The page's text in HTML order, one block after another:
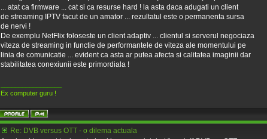
... atat ca firmware ... cat si ca resurse hard ! la asta daca adugati un client
de streaming IPTV facut de un amator ... rezultatul este o permanenta sursa
de nervi !
De exemplu NetFlix foloseste un client adaptiv ... clientul si serverul negociaza
viteza de streaming in functie de performantele de viteza ale momentului pe
linia de comunicatie ... evident ca asta ar putea afecta si calitatea imaginii dar
stabilitatea conexiunii este primordiala !
Ex computer guru !
Re: DVB versus OTT - o dilema actuala